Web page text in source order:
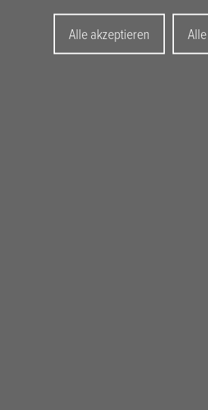
Alle akzeptieren
consent